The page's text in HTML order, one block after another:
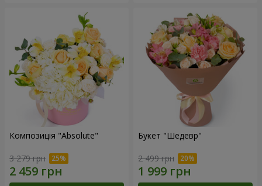
Композиція "Absolute"
3 279 грн
Букет "Шедевр"
2 499 грн